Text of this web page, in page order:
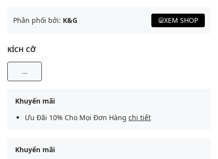
Phân phối bởi: K&G XEM SHOP
KÍCH CỠ
...
Khuyến mãi
Ưu Đãi 10% Cho Mọi Đơn Hàng chi tiết
Khuyến mãi